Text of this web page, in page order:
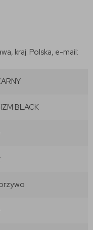
kraj: Polska, e-mail:
BLACK